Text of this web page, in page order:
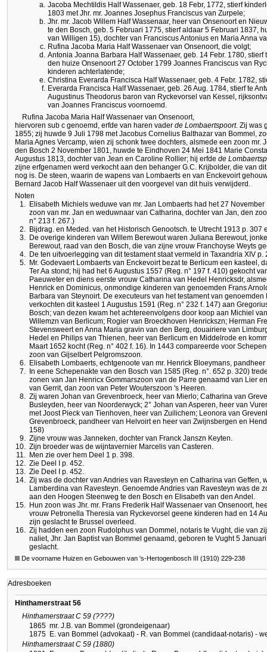
a. Jacoba Mechtildis Half Wassenaer, geb. 18 Febr, 1772, stierf
1803 met Jhr. mr. Joannes Josephus Franciscus van Zurpele;
b. Jhr. mr. Jacob Willem Half Wassenaar, heer van Onsenoort en
te den Bosch, geb. 5 Februari 1775, stierf aldaar 5 Februari 1837,
van Willigen 15), dochter van Franciscus Antonius en Maria Anna
c. Rufina Jacoba Maria Half Wassenaer van Onsenoort, die volgt;
d. Antonia Joanna Barbara Half Wassenaer, geb. 14 Febr. 1780,
den huize Onsenoort 27 October 1799 Joannes Franciscus van
kinderen achterlatende;
e. Christina Everarda Francisca Half Wassenaer, geb. 4 Febr. 1782,
f. Everarda Francisca Half Wassenaer, geb. 26 Aug. 1784, stierf te
Augustinus Theodorus baron van Ryckevorsel van Kessel,
van Joannes Franciscus voornoemd.
Rufina Jacoba Maria Half Wassenaer van Onsenoort,
hiervoren sub c genoemd, erfde van haren vader de Lombaertspoort. Zij was
1855; zij huwde 9 Juli 1798 met Jacobus Cornelius Balthazar van Bommel,
Maria Agnes Vercamp, wien zij schonk twee dochters, alsmede een zoon mr.
den Bosch 2 November 1801, huwde te Eindhoven 24 Mei 1841 Marie
Augustus 1813, dochter van Jean en Caroline Rollier; hij erfde de
zijne erfgenamen werd verkocht aan den behanger G.C. Krijbolder, die van
nog is. De steen, waarin de wapens van Lombaerts en van Enckevoirt
Bernard Jacob Half Wassenaer uit den voorgevel van dit huis verwijderd.
Noten
1. Elisabeth Michiels weduwe van mr. Jan Lombaerts had het 27
zoon van mr. Jan en weduwnaar van Catharina, dochter van Jan, den
n° 213 f. 267.)
2. Bijdrag. en Meded. van het Historisch Genootsch. te Utrecht 1913 p. 307
3. De overige kinderen van Willem Berewout waren Juliana Berewout,
Berewout, raad van den Bosch, die van zijne vrouw Franchoyse Weyts
4. De ten uitvoerlegging van dit testament staat vermeld in Taxandria XIV p.
5. Mr. Godevaert Lombaerts van Enckevoirt bezat te Berlicum een kasteel,
Ter Aa stond; hij had het 6 Augustus 1557 (Reg. n° 197 f. 410) gekocht
Paeuweter en diens eerste vrouw Catharina van Hedel Henricksdr,
Henrick en Dominicus, onmondige kinderen van genoemden Frans
Barbara van Steynoirt. De executeurs van het testament van
verkochten dit kasteel 1 Augustus 1591 (Reg. n° 232 f. 147) aan
Bosch; van dezen kwam het achtereenvolgens door koop aan Michiel
Willemzn van Berlicum; Rogier van Broeckhoven Henrickszn; Herman
Stevensweert en Anna Maria gravin van den Berg, douairiere van
Hedel en Philips van Thienen, heer van Berlicum en Middelrode en
Maart 1652 kocht (Reg. n° 402 f. 16). In 1443 compareerde voor
zoon van Gijselbert Pelgromszoon.
6. Elisabeth Lombaerts, echtgenoote van mr. Henrick Bloeymans,
7.
In eene Schepenakte van den Bosch van 1585 (Reg. n°. 652 p. 320)
zonen van Jan Henricx Gommarszoon van de Parre genaamd van Lier
van Gerrit, dan zoon van Peter Wouterszoon 's Heeren.
8. Zij waren Johan van Grevenbroeck, heer van Mierlo; Catharina van
Busleyden, heer van Noorderwyck; 2° Johan van Asperen, heer van
met Joost Pieck van Tienhoven, heer van Zuilichem; Leonora van
Grevenbroeck, pandheer van Helvoirt en heer van Zwijnsbergen en
158)
9. Zijne vrouw was Janneken, dochter van Franck Janszn Keyten.
10. Zijn broeder was de wijntavernier Marcelis van Casteren.
11. Men zie over hem Deel 1 p. 398.
12. Zie Deel I p. 452.
13. Zie Deel I p. 452.
14. Zij was de dochter van Andries van Ravesteyn en Catharina van Geffen,
Lamberdina van Ravesteyn. Genoemde Andries van Ravesteyn was de
aan den Hoogen Steenweg te den Bosch en Elisabeth van den Andel.
15. Hun zoon was Jhr. mr. Frans Frederik Half Wassenaer van Onsenoort,
vrouw Petronella Theresia van Ryckevorsel geene kinderen had en 14
zijn geslacht te Brussel overleed.
16. Zij hadden een zoon Rudolphus van Dommel, notaris te Vught, die van
naliet, Jhr. Jan Baptist van Bommel genaamd, geboren te Vught 5
geslacht.
De voorname Huizen en Gebouwen van 's-Hertogenbosch III (1910) 229-238
Adresboeken
Hinthamerstraat 56
Hinthamerstraat C 59 (????)
1865 mr. J.B. van Bommel (grondeigenaar)
1875 E. van Bommel (advokaat) - R. van Bommel (candidaat-notaris) -
Hinthamerstraat C 59 (1880)